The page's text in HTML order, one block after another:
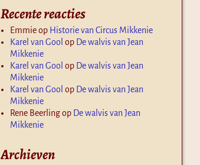
Recente reacties
Emmieop Historie van Circus Mikkenie
Karel van Gool op De walvis van Jean
Mikkenie
Karel van Gool op De walvis van Jean
Mikkenie
Karel van Gool op De walvis van Jean
Mikkenie
Rene Beerlingop De walvis van Jean
Mikkenie
Archieven